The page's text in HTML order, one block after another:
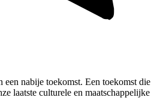
een nabije toekomst. Een toekomst die
laatste culturele en maatschappelijke